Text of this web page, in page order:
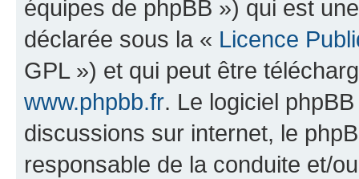
équipes de phpBB ») qui est
déclarée sous la « Licence
GPL ») et qui peut être
www.phpbb.fr. Le logiciel
discussions sur internet, le
responsable de la conduite et/